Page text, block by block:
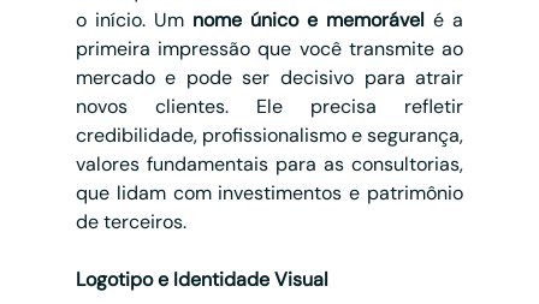
o início. Um nome único e memorável é a
primeira impressão que você transmite ao
mercado e pode ser decisivo para atrair
novos clientes. Ele precisa refletir
credibilidade, profissionalismo e segurança,
valores fundamentais para as consultorias,
que lidam com investimentos e patrimônio
de terceiros.
Logotipo e Identidade Visual